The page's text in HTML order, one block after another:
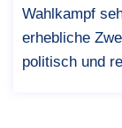
Wahlkampf
erhebliche
politisch und